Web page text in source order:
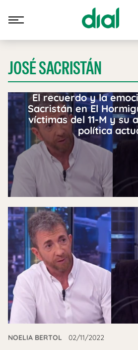
JOSÉ SACRISTÁN
El recuerdo y la
Sacristán en El
víctimas del 11-M y su
política
NOELIA BERTOL 02/11/2022